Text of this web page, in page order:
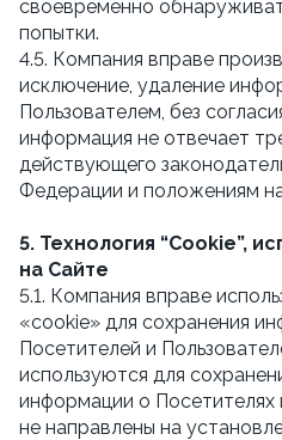
своевременно
попытки.
4.5. Компания вправе
исключение, удаление
Пользователем, без
информация не отвечает
действующего
Федерации и положениям
5. Технология “Cookie”,
на Сайте
5.1. Компания вправе
«cookie» для сохранения
Посетителей и
используются для
информации о Посетителях
не направлены на